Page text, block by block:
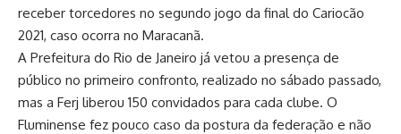
receber torcedores no segundo jogo da final do Cariocão
2021, caso ocorra no Maracanã.
A Prefeitura do Rio de Janeiro já vetou a presença de
público no primeiro confronto, realizado no sábado passado,
mas a Ferj liberou 150 convidados para cada clube. O
Fluminense fez pouco caso da postura da federação e não